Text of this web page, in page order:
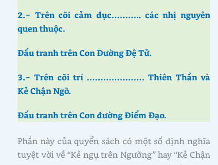
2.− Trên cõi cảm dục……….. các nhị nguyên
quen thuộc.
Đấu tranh trên Con Đường Đệ Tử.
3.− Trên cõi trí ………………… Thiên Thần và
Kẻ Chận Ngõ.
Đấu tranh trên Con đường Điểm Đạo.
Phần này của quyển sách có một số định nghĩa
tuyệt vời về “Kẻ ngụ trên Ngưỡng” hay “Kẻ Chận